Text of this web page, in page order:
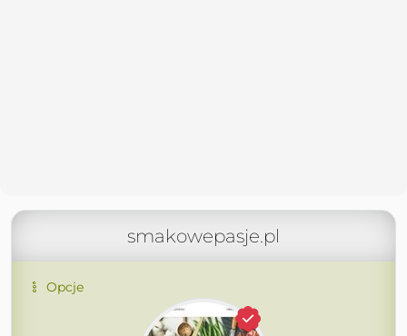
smakowepasje.pl
Opcje